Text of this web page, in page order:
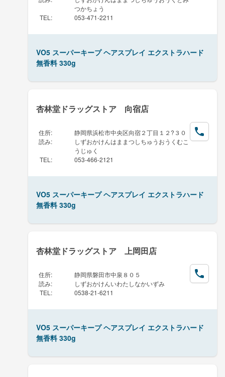
つかちょう
TEL : 053-471-2211
VO5 スーパーキープ ヘアスプレイ エクストラハード
無香料 330g
杏林堂ドラッグストア 向宿店
住所:
静岡県浜松市中央区向宿２丁目１２?３０
読み:
しずおかけんはままつしちゅうおうくむこ
うじゅく
TEL : 053-466-2121
VO5 スーパーキープ ヘアスプレイ エクストラハード
無香料 330g
杏林堂ドラッグストア 上岡田店
住所:
静岡県磐田市中泉８０５
読み:
しずおかけんいわたしなかいずみ
TEL : 0538-21-6211
VO5 スーパーキープ ヘアスプレイ エクストラハード
無香料 330g